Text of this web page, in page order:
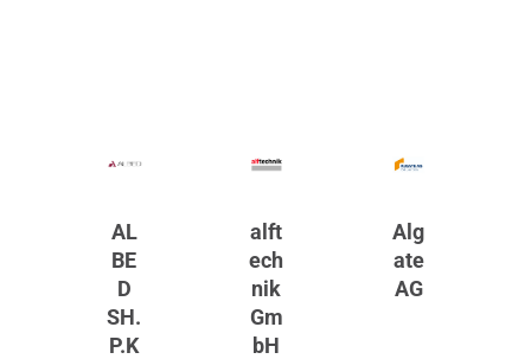
AL
BE
D
SH.
P.K
alft
ech
nik
Gm
bH
Alg
ate
AG